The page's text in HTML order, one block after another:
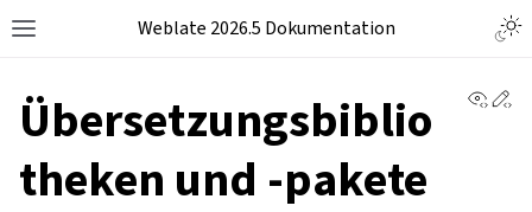
Weblate 2026.5 Dokumentation
Übersetzungsbiblio
theken und -pakete